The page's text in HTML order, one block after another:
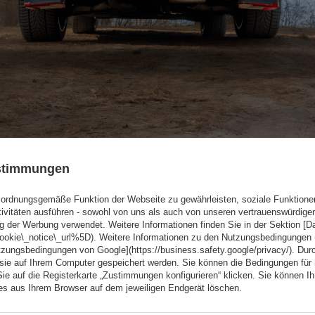
Aluminium. Dieses Material bietet eine hohe
der Zeichen zu garantieren.
Funktion der Webseite zu gewährleisten, soziale
ausführen - sowohl von uns als auch von unseren
der Werbung verwendet. Weitere Informationen finden Sie in der Sektion
Weitere Informationen zu den
von Google](https://business.safety.google/privacy/).
auf Ihrem Computer gespeichert werden. Sie können die Bedingungen für
auf die Registerkarte „Zustimmungen konfigurieren“ klicken. Sie können
aus Ihrem Browser auf dem jeweiligen Endgerät löschen.